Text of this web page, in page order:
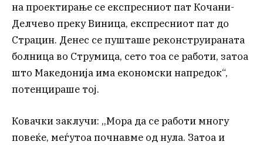
на проектирање се експресниот пат Кочани-
Делчево преку Виница, експресниот пат до
Страцин. Денес се пушташе реконструираната
болница во Струмица, сето тоа се работи, затоа
што Македонија има економски напредок“,
потенцираше тој.
Ковачки заклучи: ,,Мора да се работи многу
повеќе, меѓутоа почнавме од нула. Затоа и